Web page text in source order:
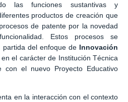
las funciones sustantivas y
productos de creación que
de patente por la novedad
Estos procesos se
del enfoque de Innovación
en el carácter de Institución Técnica
con el nuevo Proyecto Educativo
en la interacción con el contexto